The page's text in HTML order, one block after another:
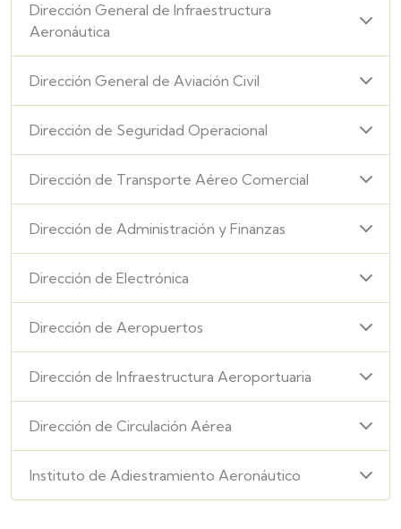
Dirección General de Infraestructura
Aeronáutica
Dirección General de Aviación Civil
Dirección de Seguridad Operacional
Dirección de Transporte Aéreo Comercial
Dirección de Administración y Finanzas
Dirección de Electrónica
Dirección de Aeropuertos
Dirección de Infraestructura Aeroportuaria
Dirección de Circulación Aérea
Instituto de Adiestramiento Aeronáutico